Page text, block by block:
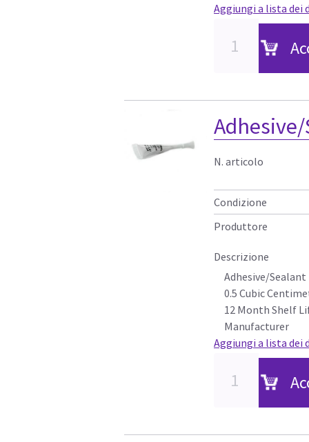
Aggiungi a lista dei
N. articolo
Condizione
Produttore
Descrizione
Adhesive/Sealant
0.5 Cubic
12 Month Shelf
Manufacturer
Aggiungi a lista dei